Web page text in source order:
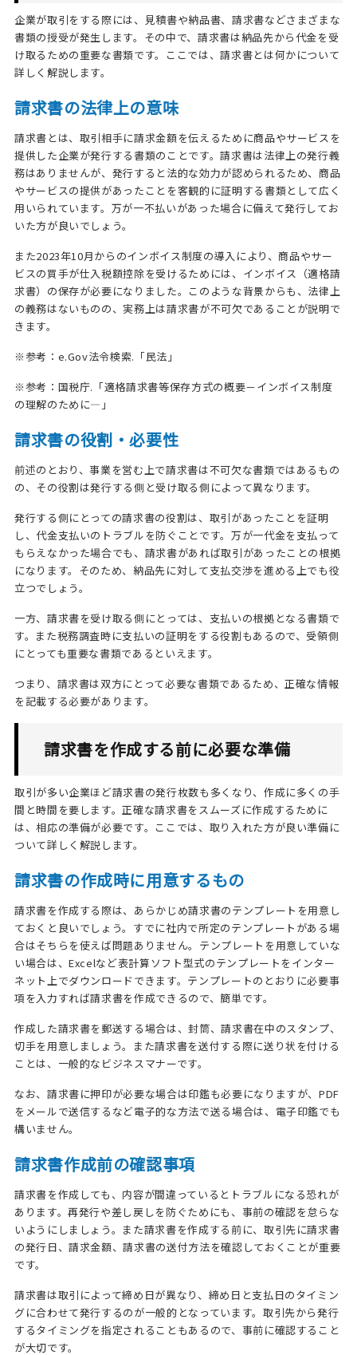
企業が取引をする際には、見積書や納品書、請求書などさまざまな
書類の授受が発生します。その中で、請求書は納品先から代金を受
け取るための重要な書類です。ここでは、請求書とは何かについて
詳しく解説します。
請求書の法律上の意味
請求書とは、取引相手に請求金額を伝えるために商品やサービスを
提供した企業が発行する書類のことです。請求書は法律上の発行義
務はありませんが、発行すると法的な効力が認められるため、商品
やサービスの提供があったことを客観的に証明する書類として広く
用いられています。万が一不払いがあった場合に備えて発行してお
いた方が良いでしょう。
また2023年10月からのインボイス制度の導入により、商品やサー
ビスの買手が仕入税額控除を受けるためには、インボイス（適格請
求書）の保存が必要になりました。このような背景からも、法律上
の義務はないものの、実務上は請求書が不可欠であることが説明で
きます。
※参考： e.Gov法令検索.「民法」
※参考： 国税庁.「適格請求書等保存方式の概要－インボイス制度
の理解のために―」
請求書の役割・必要性
前述のとおり、事業を営む上で請求書は不可欠な書類ではあるもの
の、その役割は発行する側と受け取る側によって異なります。
発行する側にとっての請求書の役割は、取引があったことを証明
し、代金支払いのトラブルを防ぐことです。万が一代金を支払って
もらえなかった場合でも、請求書があれば取引があったことの根拠
になります。そのため、納品先に対して支払交渉を進める上でも役
立つでしょう。
一方、請求書を受け取る側にとっては、支払いの根拠となる書類で
す。また税務調査時に支払いの証明をする役割もあるので、受領側
にとっても重要な書類であるといえます。
つまり、請求書は双方にとって必要な書類であるため、正確な情報
を記載する必要があります。
請求書を作成する前に必要な準備
取引が多い企業ほど請求書の発行枚数も多くなり、作成に多くの手
間と時間を要します。正確な請求書をスムーズに作成するために
は、相応の準備が必要です。ここでは、取り入れた方が良い準備に
ついて詳しく解説します。
請求書の作成時に用意するもの
請求書を作成する際は、あらかじめ請求書のテンプレートを用意し
ておくと良いでしょう。すでに社内で所定のテンプレートがある場
合はそちらを使えば問題ありません。テンプレートを用意していな
い場合は、Excelなど表計算ソフト型式のテンプレートをインター
ネット上でダウンロードできます。テンプレートのとおりに必要事
項を入力すれば請求書を作成できるので、簡単です。
作成した請求書を郵送する場合は、封筒、請求書在中のスタンプ、
切手を用意しましょう。また請求書を送付する際に送り状を付ける
ことは、一般的なビジネスマナーです。
なお、請求書に押印が必要な場合は印鑑も必要になりますが、PDF
をメールで送信するなど電子的な方法で送る場合は、電子印鑑でも
構いません。
請求書作成前の確認事項
請求書を作成しても、内容が間違っているとトラブルになる恐れが
あります。再発行や差し戻しを防ぐためにも、事前の確認を怠らな
いようにしましょう。また請求書を作成する前に、取引先に請求書
の発行日、請求金額、請求書の送付方法を確認しておくことが重要
です。
請求書は取引によって締め日が異なり、締め日と支払日のタイミン
グに合わせて発行するのが一般的となっています。取引先から発行
するタイミングを指定されることもあるので、事前に確認すること
が大切です。